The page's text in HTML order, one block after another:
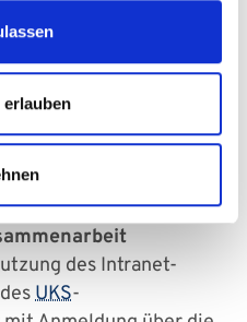
Info- und
Mitarbeiter Zugriff
Dokumenten,
die für ihre
des Intranet-
UKS-